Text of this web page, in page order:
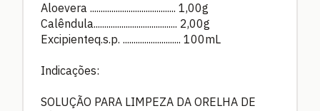
Aloevera ........................................ 1,00g
Calêndula....................................... 2,00g
Excipienteq.s.p. ........................... 100mL
Indicações:
SOLUÇÃO PARA LIMPEZA DA ORELHA DE